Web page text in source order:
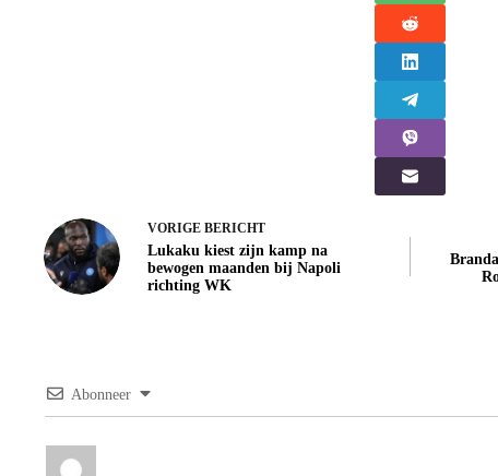
VORIGE BERICHT
Lukaku kiest zijn kamp na
bewogen maanden bij Napoli
richting WK
Abonneer